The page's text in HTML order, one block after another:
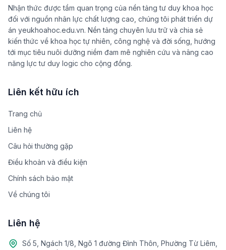
Nhận thức được tầm quan trọng của nền tảng tư duy khoa học
đối với nguồn nhân lực chất lượng cao, chúng tôi phát triển dự
án yeukhoahoc.edu.vn. Nền tảng chuyên lưu trữ và chia sẻ
kiến thức về khoa học tự nhiên, công nghệ và đời sống, hướng
tới mục tiêu nuôi dưỡng niềm đam mê nghiên cứu và nâng cao
năng lực tư duy logic cho cộng đồng.
Liên kết hữu ích
Trang chủ
Liên hệ
Câu hỏi thường gặp
Điều khoản và điều kiện
Chính sách bảo mật
Về chúng tôi
Liên hệ
Số 5, Ngách 1/8, Ngõ 1 đường Đình Thôn, Phường Từ Liêm,